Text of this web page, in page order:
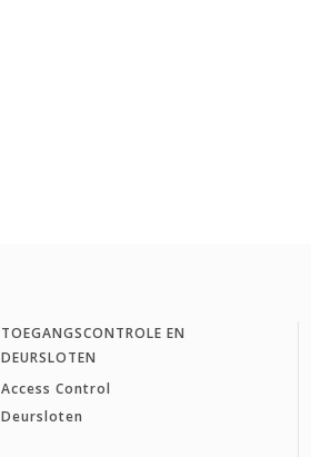
TOEGANGSCONTROLE EN
DEURSLOTEN
Access Control
Deursloten